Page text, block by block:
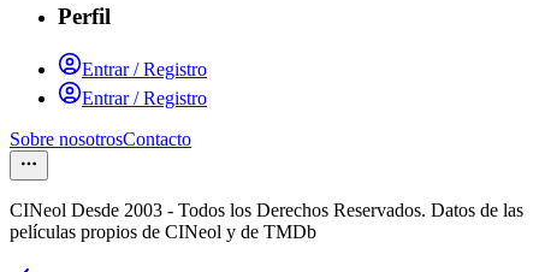
Perfil
Entrar / Registro
Entrar / Registro
Sobre nosotrosContacto
CINeol Desde 2003 - Todos los Derechos Reservados. Datos de las
películas propios de CINeol y de TMDb